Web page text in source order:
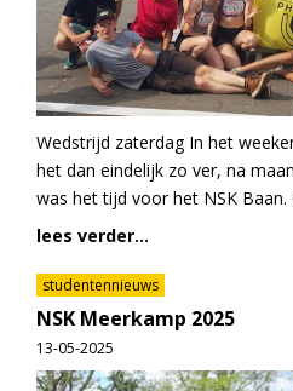
Wedstrijd zaterdag In het
het dan eindelijk zo ver, na
was het tijd voor het NSK
lees verder...
studentennieuws
NSK Meerkamp 2025
13-05-2025